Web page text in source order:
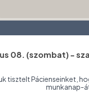
Szabó
08. (szombat) -
tisztelt Pácienseinket,
munkanap-